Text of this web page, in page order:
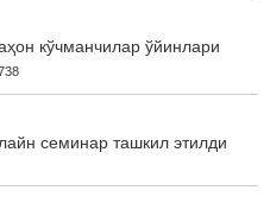
кўчманчилар ўйинлари
семинар ташкил этилди